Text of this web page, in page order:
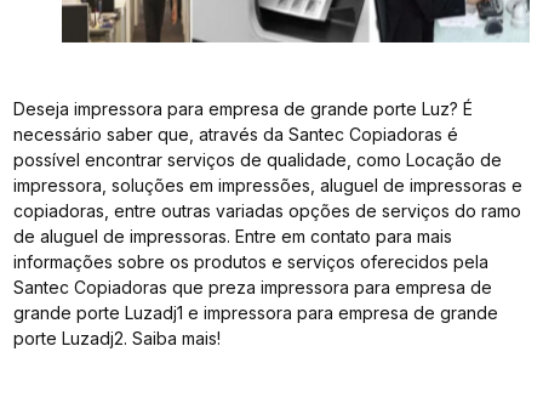
Deseja impressora para empresa de grande porte Luz? É
necessário saber que, através da Santec Copiadoras é
possível encontrar serviços de qualidade, como Locação de
impressora, soluções em impressões, aluguel de impressoras e
copiadoras, entre outras variadas opções de serviços do ramo
de aluguel de impressoras. Entre em contato para mais
informações sobre os produtos e serviços oferecidos pela
Santec Copiadoras que preza impressora para empresa de
grande porte Luzadj1 e impressora para empresa de grande
porte Luzadj2. Saiba mais!